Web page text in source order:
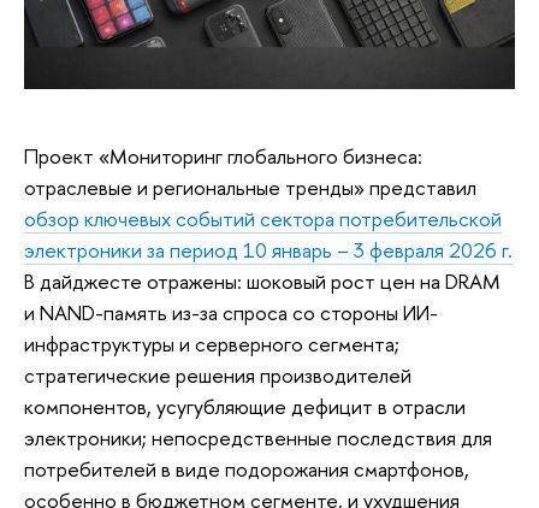
Проект «Мониторинг глобального бизнеса:
отраслевые и региональные тренды» представил
обзор ключевых событий сектора потребительской
электроники за период 10 январь – 3 февраля 2026 г.
В дайджесте отражены: шоковый рост цен на DRAM
и NAND-память из-за спроса со стороны ИИ-
инфраструктуры и серверного сегмента;
стратегические решения производителей
компонентов, усугубляющие дефицит в отрасли
электроники; непосредственные последствия для
потребителей в виде подорожания смартфонов,
особенно в бюджетном сегменте, и ухудшения